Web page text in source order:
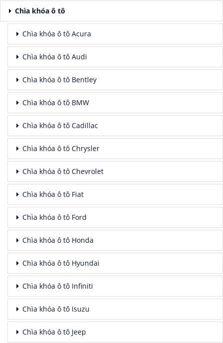
Chìa khóa ô tô
Chìa khóa ô tô Acura
Chìa khóa ô tô Audi
Chìa khóa ô tô Bentley
Chìa khóa ô tô BMW
Chìa khóa ô tô Cadillac
Chìa khóa ô tô Chrysler
Chìa khóa ô tô Chevrolet
Chìa khóa ô tô Fiat
Chìa khóa ô tô Ford
Chìa khóa ô tô Honda
Chìa khóa ô tô Hyundai
Chìa khóa ô tô Infiniti
Chìa khóa ô tô Isuzu
Chìa khóa ô tô Jeep